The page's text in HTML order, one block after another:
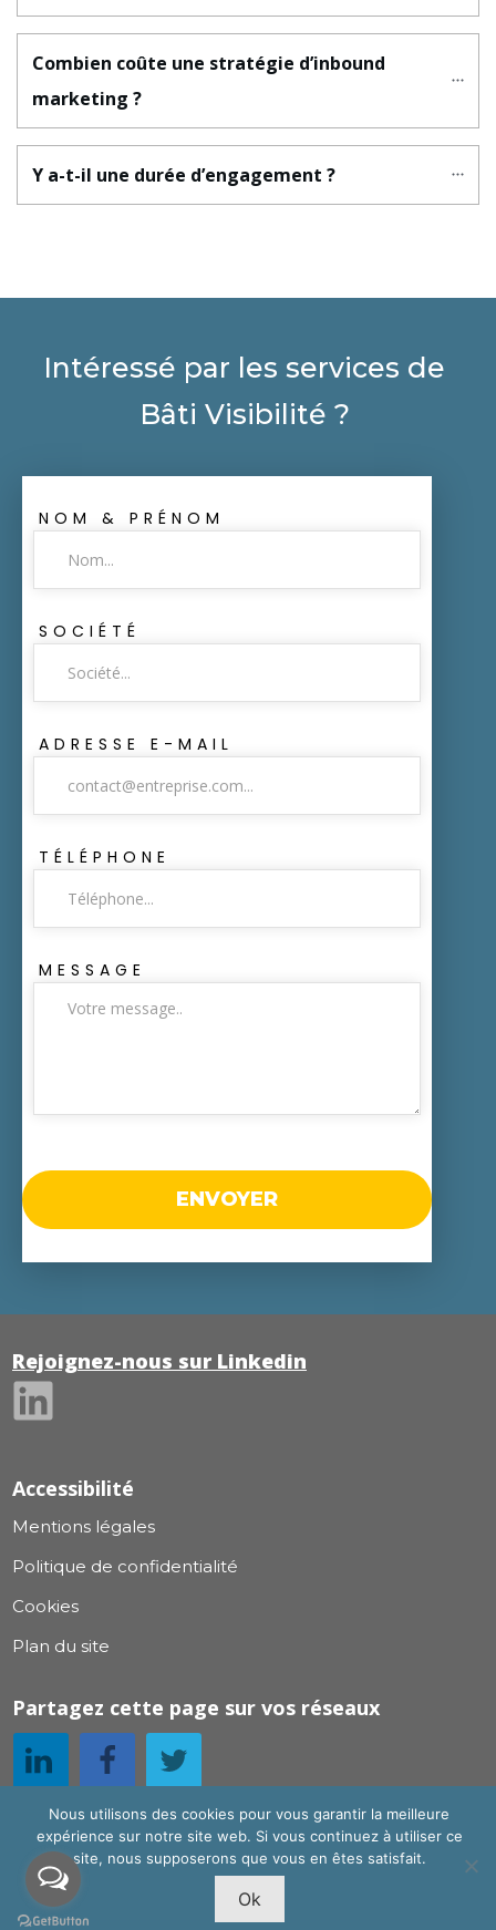
Combien coûte une stratégie d’inbound
marketing ?
Y a-t-il une durée d’engagement ?
Intéressé par les services de
Bâti Visibilité ?
NOM & PRÉNOM
SOCIÉTÉ
ADRESSE E-MAIL
TÉLÉPHONE
MESSAGE
ENVOYER
Rejoignez-nous sur Linkedin
Accessibilité
Mentions légales
Politique de confidentialité
Cookies
Plan du site
Partagez cette page sur vos réseaux
Copyright texte, design et création par l'Agence
Newton
Nous utilisons des cookies pour vous garantir la meilleure
expérience sur notre site web. Si vous continuez à utiliser ce
site, nous supposerons que vous en êtes satisfait.
Ok